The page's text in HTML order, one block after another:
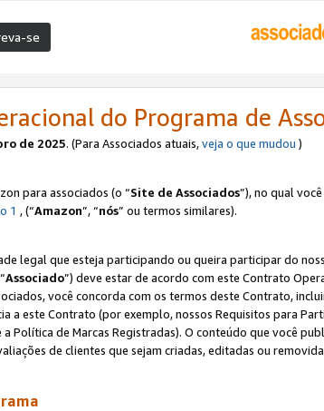
se
do Programa de
de 2025. (Para Associados atuais,veja o que mudou )
para associados (o “Site de Associados”), no qual
1 , (“Amazon”, “nós” ou termos similares).
legal que esteja participando ou queira participar do
Associado”) deve estar de acordo com este Contrato
você concorda com os termos deste Contrato,
a este Contrato (por exemplo, nossos Requisitos para
Política de Marcas Registradas). O conteúdo que você
de clientes que sejam criadas, editadas ou